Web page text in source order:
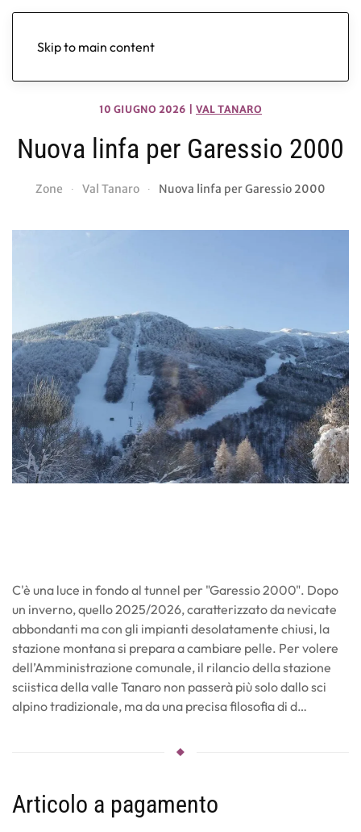
Skip to main content
10 GIUGNO 2026 VAL TANARO
Nuova linfa per Garessio 2000
Zone Val Tanaro Nuova linfa per Garessio 2000
C'è una luce in fondo al tunnel per "Garessio 2000". Dopo
un inverno, quello 2025/2026, caratterizzato da nevicate
abbondanti ma con gli impianti desolatamente chiusi, la
stazione montana si prepara a cambiare pelle. Per volere
dell’Amministrazione comunale, il rilancio della stazione
sciistica della valle Tanaro non passerà più solo dallo sci
alpino tradizionale, ma da una precisa filosofia di d…
Articolo a pagamento